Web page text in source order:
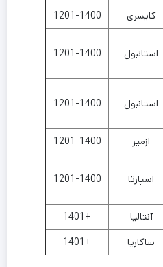
1201-1400
کایسری
1201-1400 استانبول
1201-1400 استانبول
1201-1400 ازمیر
1201-1400 اسپارتا
1401+ آنتالیا
1401+
ساکاریا